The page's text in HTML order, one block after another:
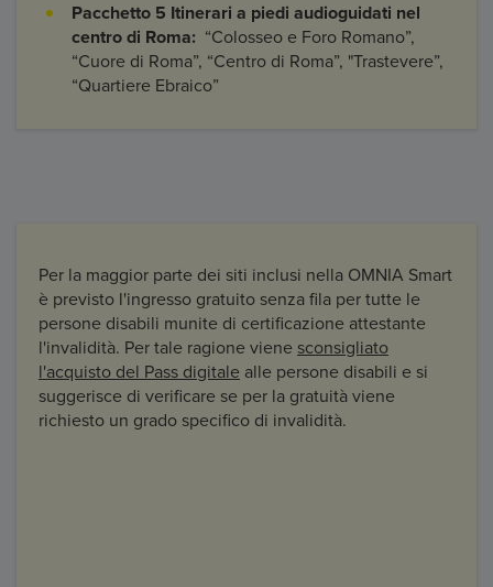
Pacchetto 5 Itinerari a piedi audioguidati nel
centro di Roma: “Colosseo e Foro Romano”,
“Cuore di Roma”, “Centro di Roma”, "Trastevere”,
“Quartiere Ebraico”
Per la maggior parte dei siti inclusi nella OMNIA Smart
è previsto l'ingresso gratuito senza fila per tutte le
persone disabili munite di certificazione attestante
l'invalidità. Per tale ragione viene sconsigliato
l'acquisto del Pass digitale alle persone disabili e si
suggerisce di verificare se per la gratuità viene
richiesto un grado specifico di invalidità.